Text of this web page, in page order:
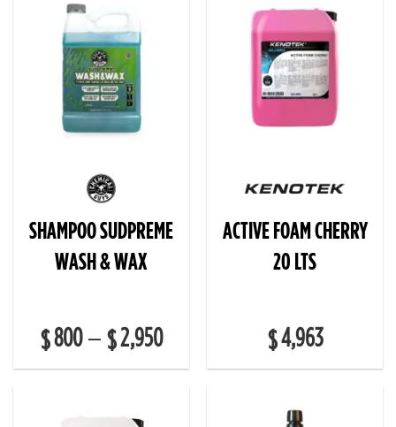
SHAMPOO SUDPREME
WASH & WAX
$800– $2,950
ACTIVE FOAM CHERRY
20 LTS
$4,963